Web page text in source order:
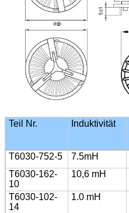
Teil Nr. Induktivität
T6030-752-5
7.5mH
T6030-162-
10
10,6 mH
T6030-102-
14
1.0 mH